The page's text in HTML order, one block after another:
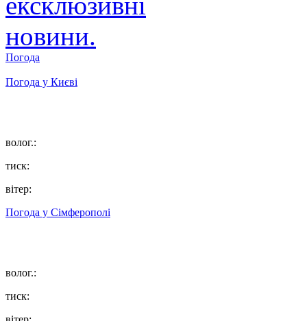
Погода
Погода у Києві
волог.:
тиск:
вітер:
Погода у Сімферополі
волог.:
тиск: